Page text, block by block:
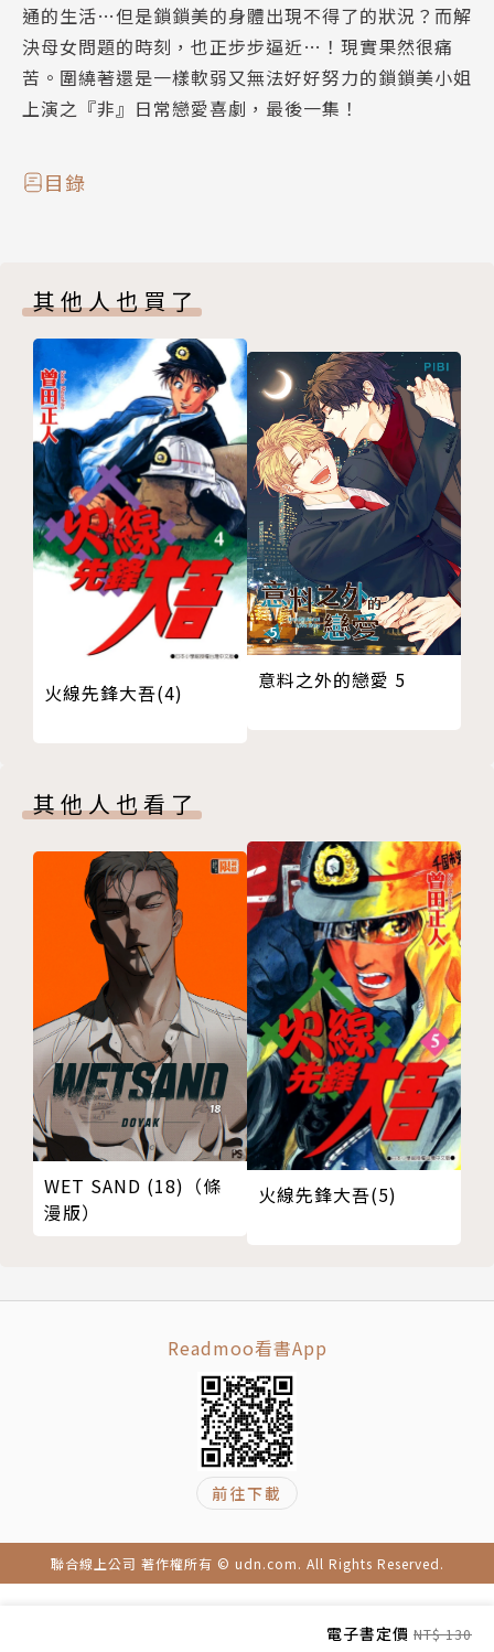
電子書定價 NT$ 130
通的生活…但是鎖鎖美的身體出現不得了的狀況？而解
決母女問題的時刻，也正步步逼近…！現實果然很痛
苦。圍繞著還是一樣軟弱又無法好好努力的鎖鎖美小姐
上演之『非』日常戀愛喜劇，最後一集！
目錄
其他人也買了
火線先鋒大吾(4) 意料之外的戀愛 5
其他人也看了
WET SAND (18)（條
漫版）
火線先鋒大吾(5)
Readmoo看書App
前往下載
聯合線上公司 著作權所有 © udn.com. All Rights Reserved.